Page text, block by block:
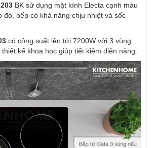
BK sử dụng mặt kính Electa cạnh màu
đó, bếp có khả năng chịu nhiệt và sốc
có công suất lên tới 7200W với 3 vùng
kế khoa học giúp tiết kiệm điện năng.